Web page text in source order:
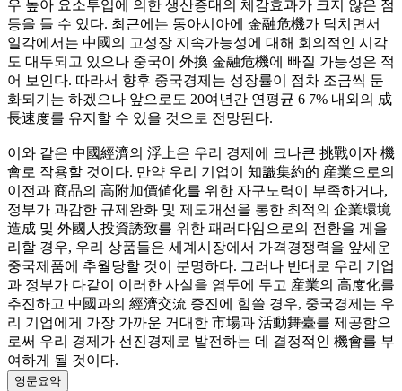
우 높아 요소투입에 의한 생산증대의 체감효과가 크지 않은 점
등을 들 수 있다. 최근에는 동아시아에 金融危機가 닥치면서
일각에서는 中國의 고성장 지속가능성에 대해 회의적인 시각
도 대두되고 있으나 중국이 外換 金融危機에 빠질 가능성은 적
어 보인다. 따라서 향후 중국경제는 성장률이 점차 조금씩 둔
화되기는 하겠으나 앞으로도 20여년간 연평균 6 7% 내외의 成
長速度를 유지할 수 있을 것으로 전망된다.
이와 같은 中國經濟의 浮上은 우리 경제에 크나큰 挑戰이자 機
會로 작용할 것이다. 만약 우리 기업이 知識集約的 産業으로의
이전과 商品의 高附加價値化를 위한 자구노력이 부족하거나,
정부가 과감한 규제완화 및 제도개선을 통한 최적의 企業環境
造成 및 外國人投資誘致를 위한 패러다임으로의 전환을 게을
리할 경우, 우리 상품들은 세계시장에서 가격경쟁력을 앞세운
중국제품에 추월당할 것이 분명하다. 그러나 반대로 우리 기업
과 정부가 다같이 이러한 사실을 염두에 두고 産業의 高度化를
추진하고 中國과의 經濟交流 증진에 힘쓸 경우, 중국경제는 우
리 기업에게 가장 가까운 거대한 市場과 活動舞臺를 제공함으
로써 우리 경제가 선진경제로 발전하는 데 결정적인 機會를 부
여하게 될 것이다.
영문요약